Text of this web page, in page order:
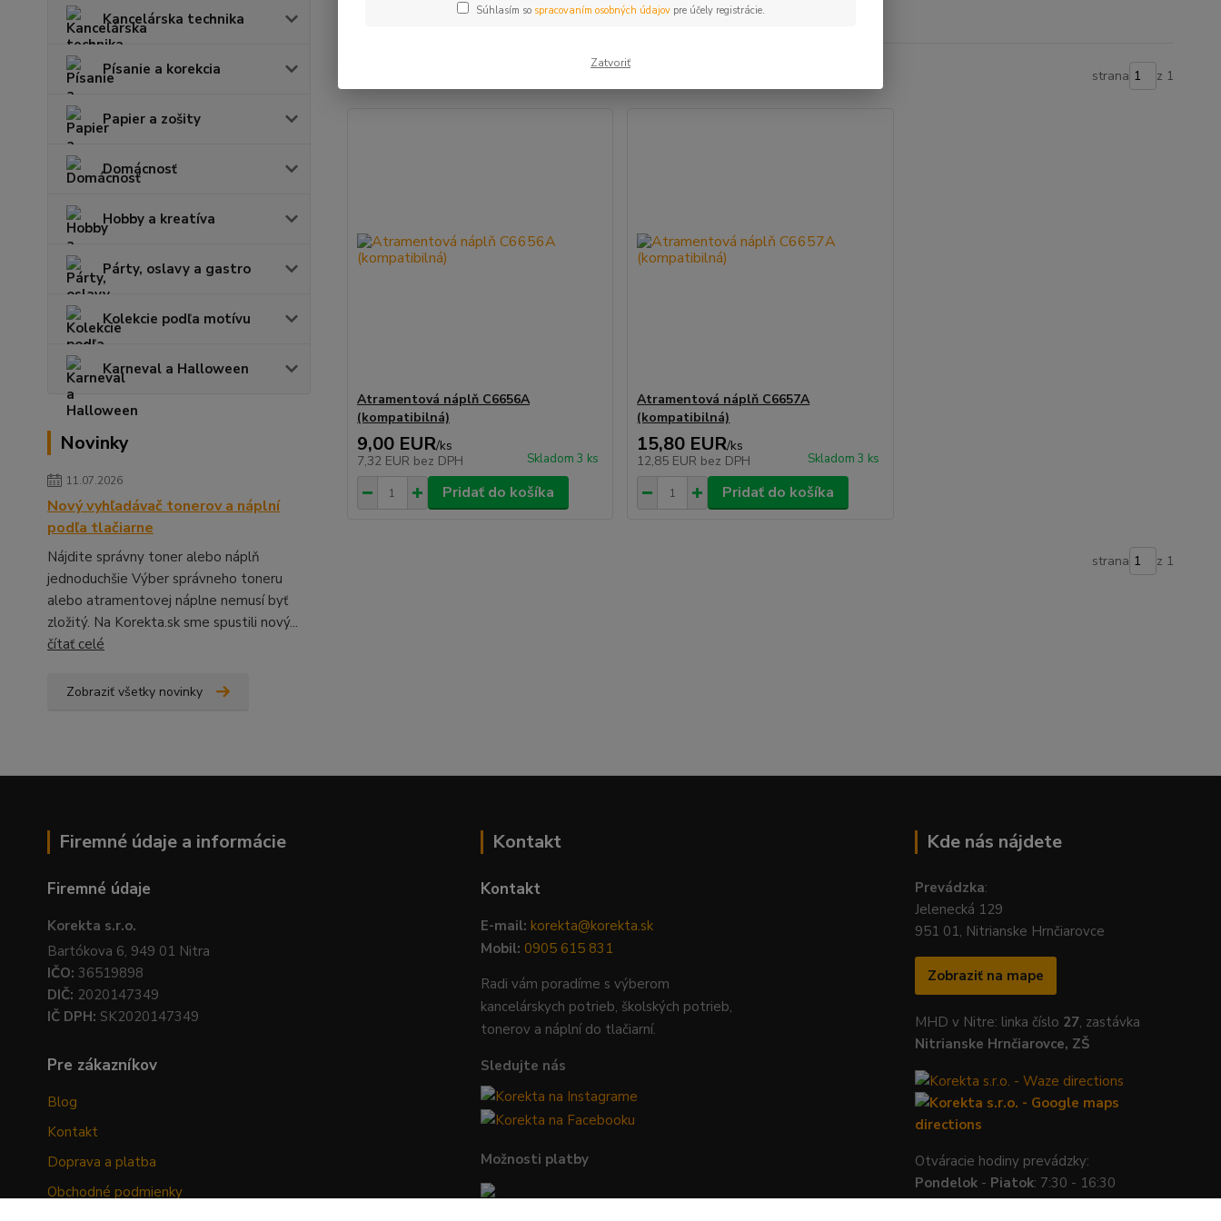
Kancelárska technika
Písanie a korekcia
Papier a zošity
Domácnosť
Hobby a kreatíva
Párty, oslavy a gastro
Kolekcie podľa motívu
Karneval a Halloween
Novinky
11.07.2026
Nový vyhľadávač tonerov a náplní
podľa tlačiarne
Nájdite správny toner alebo náplň
jednoduchšie Výber správneho toneru
alebo atramentovej náplne nemusí byť
zložitý. Na Korekta.sk sme spustili nový...
čítať celé
Zobraziť všetky novinky
strana z 1
Atramentová náplň C6656A
(kompatibilná)
9,00 EUR/ks
7,32 EUR bez DPH Skladom 3 ks
Pridať do košíka
Atramentová náplň C6657A
(kompatibilná)
15,80 EUR/ks
12,85 EUR bez DPH Skladom 3 ks
Pridať do košíka
strana z 1
Firemné údaje a informácie
Firemné údaje
Korekta s.r.o.
Bartókova 6, 949 01 Nitra
IČO: 36519898
DIČ: 2020147349
IČ DPH: SK2020147349
Pre zákazníkov
Blog
Kontakt
Doprava a platba
Obchodné podmienky
Kontakt
Kontakt
E-mail: korekta@korekta.sk
Mobil: 0905 615 831
Radi vám poradíme s výberom
kancelárskych potrieb, školských potrieb,
tonerov a náplní do tlačiarní.
Sledujte nás
Možnosti platby
Kde nás nájdete
Prevádzka:
Jelenecká 129
951 01, Nitrianske Hrnčiarovce
Zobraziť na mape
MHD v Nitre: linka číslo 27, zastávka
Nitrianske Hrnčiarovce, ZŠ
Otváracie hodiny prevádzky:
Pondelok - Piatok: 7:30 - 16:30
Súhlasím so spracovaním osobných údajovpre účely registrácie.
Zatvoriť